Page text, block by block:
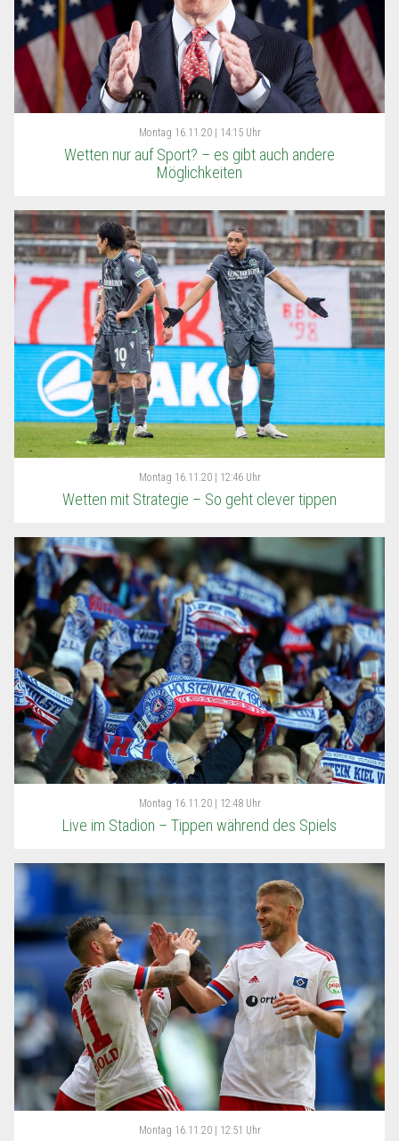
Montag 16.11.20 | 14:15 Uhr
Wetten nur auf Sport? – es gibt auch andere
Möglichkeiten
Montag 16.11.20 | 12:46 Uhr
Wetten mit Strategie – So geht clever tippen
Montag 16.11.20 | 12:48 Uhr
Live im Stadion – Tippen während des Spiels
Montag 16.11.20 | 12:51 Uhr